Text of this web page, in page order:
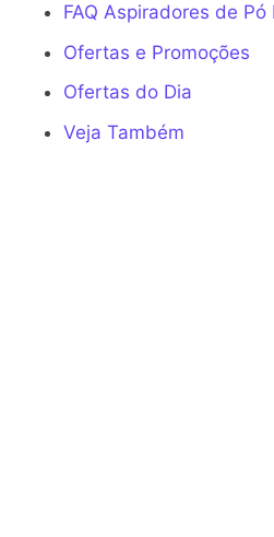
FAQ Aspiradores de Pó
Ofertas e Promoções
Ofertas do Dia
Veja Também